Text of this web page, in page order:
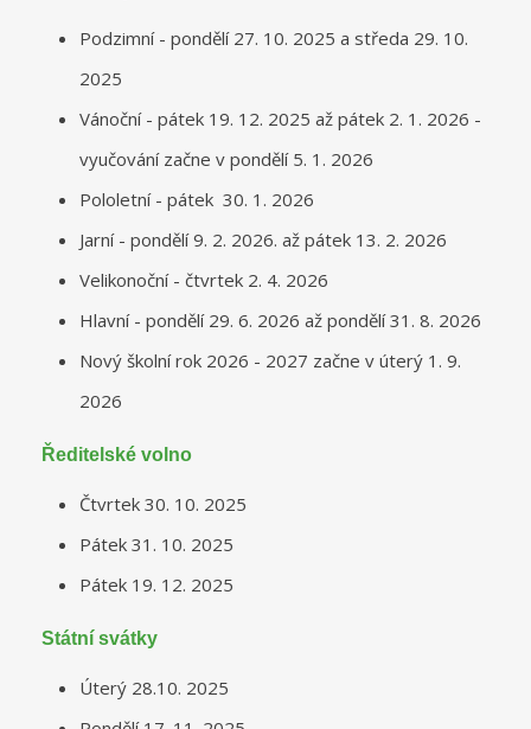
Podzimní - pondělí 27. 10. 2025 a středa 29. 10.
2025
Vánoční - pátek 19. 12. 2025 až pátek 2. 1. 2026 -
vyučování začne v pondělí 5. 1. 2026
Pololetní - pátek 30. 1. 2026
Jarní - pondělí 9. 2. 2026. až pátek 13. 2. 2026
Velikonoční - čtvrtek 2. 4. 2026
Hlavní - pondělí 29. 6. 2026 až pondělí 31. 8. 2026
Nový školní rok 2026 - 2027 začne v úterý 1. 9.
2026
Ředitelské volno
Čtvrtek 30. 10. 2025
Pátek 31. 10. 2025
Pátek 19. 12. 2025
Státní svátky
Úterý 28.10. 2025